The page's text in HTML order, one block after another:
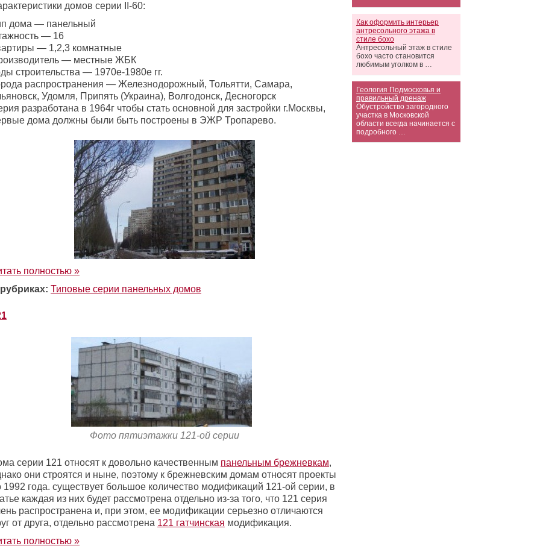
Как оформить интерьер
антресольного этажа в
стиле бохо
Антресольный этаж в стиле
бохо часто становится
любимым уголком в …
Геология Подмосковья и
правильный дренаж
Обустройство загородного
участка в Московской
области всегда начинается с
подробного …
домов серии II-60:
дома — панельный
— 16
— 1,2,3 комнатные
— местные ЖБК
строительства — 1970е-1980е гг.
распространения — Железнодорожный, Тольятти, Самара,
Удомля, Припять (Украина), Волгодонск, Десногорск
разработана в 1964г чтобы стать основной для застройки г.Москвы,
дома должны были быть построены в ЭЖР Тропарево.
полностью »
Типовые серии панельных домов
Фото пятиэтажки 121-ой серии
серии 121 относят к довольно качественным панельным брежневкам,
они строятся и ныне, поэтому к брежневским домам относят проекты
1992 года. существует большое количество модификаций 121-ой серии, в
каждая из них будет рассмотрена отдельно из-за того, что 121 серия
распространена и, при этом, ее модификации серьезно отличаются
от друга, отдельно рассмотрена 121 гатчинская модификация.
полностью »